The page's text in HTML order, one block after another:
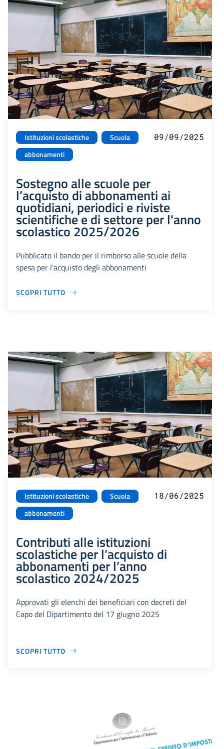
Istituzioni scolastiche
Scuola
abbonamenti
09/09/2025
Sostegno alle scuole per
l’acquisto di abbonamenti ai
quotidiani, periodici e riviste
scientifiche e di settore per l'anno
scolastico 2025/2026
Pubblicato il bando per il rimborso alle scuole della
spesa per l’acquisto degli abbonamenti
SCOPRI TUTTO
Istituzioni scolastiche
Scuola
abbonamenti
18/06/2025
Contributi alle istituzioni
scolastiche per l’acquisto di
abbonamenti per l’anno
scolastico 2024/2025
Approvati gli elenchi dei beneficiari con decreti del
Capo del Dipartimento del 17 giugno 2025
SCOPRI TUTTO